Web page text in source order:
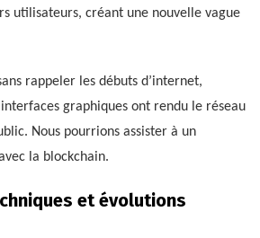
utilisateurs, créant une nouvelle vague
rappeler les débuts d’internet,
graphiques ont rendu le réseau
Nous pourrions assister à un
la blockchain.
et évolutions